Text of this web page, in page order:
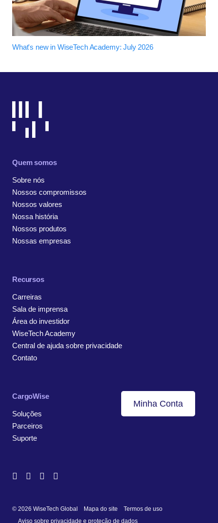
What's new in WiseTech Academy: July 2026
Quem somos
Sobre nós
Nossos compromissos
Nossos valores
Nossa história
Nossos produtos
Nossas empresas
Recursos
Carreiras
Sala de imprensa
Área do investidor
WiseTech Academy
Central de ajuda sobre privacidade
Contato
CargoWise
Soluções
Parceiros
Suporte
Minha Conta
© 2026 WiseTech Global Mapa do site
Termos de uso
Aviso sobre privacidade e proteção de dados